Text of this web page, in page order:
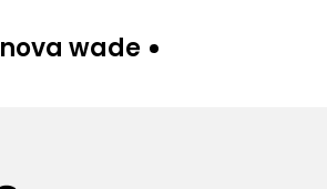
nova wade